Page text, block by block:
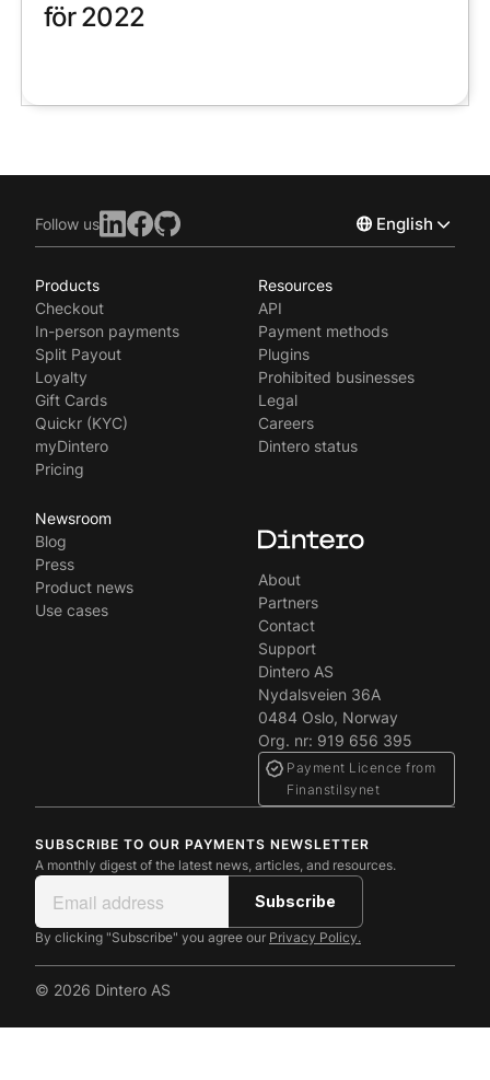
för 2022
Follow us English
Svenska
Products
Checkout
In-person payments
Split Payout
Loyalty
Gift Cards
Quickr (KYC)
myDintero
Pricing
Resources
API
Payment methods
Plugins
Prohibited businesses
Legal
Careers
Dintero status
Newsroom
Blog
Press
Product news
Use cases
About
Partners
Contact
Support
Dintero AS
Nydalsveien 36A
0484 Oslo, Norway
Org. nr: 919 656 395
Payment Licence from
Finanstilsynet
SUBSCRIBE TO OUR PAYMENTS NEWSLETTER
A monthly digest of the latest news, articles, and resources.
By clicking "Subscribe" you agree our Privacy Policy.
© 2026 Dintero AS